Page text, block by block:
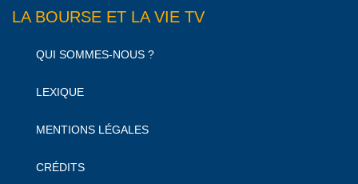
LA BOURSE ET LA VIE TV
QUI SOMMES-NOUS ?
LEXIQUE
MENTIONS LÉGALES
CRÉDITS